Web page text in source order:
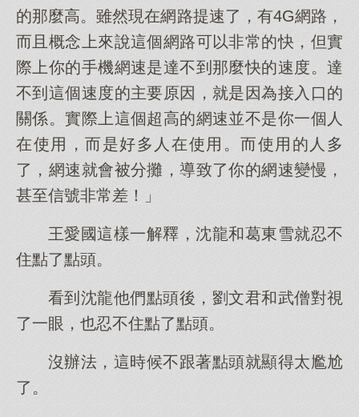
的那麼高。雖然現在網路提速了，有4G網路，
而且概念上來說這個網路可以非常的快，但實
際上你的手機網速是達不到那麼快的速度。達
不到這個速度的主要原因，就是因為接入口的
關係。實際上這個超高的網速並不是你一個人
在使用，而是好多人在使用。而使用的人多
了，網速就會被分攤，導致了你的網速變慢，
甚至信號非常差！」
王愛國這樣一解釋，沈龍和葛東雪就忍不
住點了點頭。
看到沈龍他們點頭後，劉文君和武僧對視
了一眼，也忍不住點了點頭。
沒辦法，這時候不跟著點頭就顯得太尷尬
了。